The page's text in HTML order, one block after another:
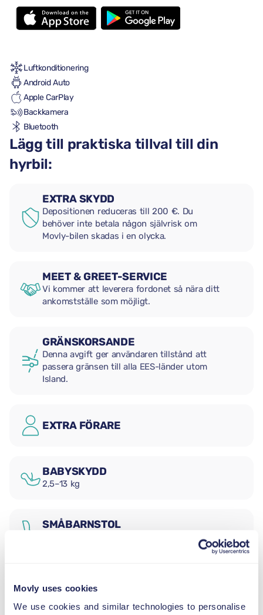
Movly uses cookies
We use cookies and similar technologies to personalise
5 säten
2 stora resväskor
Luftkonditionering
Android Auto
Apple CarPlay
Backkamera
Bluetooth
Lägg till praktiska tillval till din
hyrbil:
EXTRA SKYDD
Depositionen reduceras till 200 €. Du
behöver inte betala någon självrisk om
Movly-bilen skadas i en olycka.
MEET & GREET-SERVICE
Vi kommer att leverera fordonet så nära ditt
ankomstställe som möjligt.
GRÄNSKORSANDE
Denna avgift ger användaren tillstånd att
passera gränsen till alla EES-länder utom
Island.
EXTRA FÖRARE
BABYSKYDD
2,5–13 kg
SMÅBARNSTOL
15–36 kg